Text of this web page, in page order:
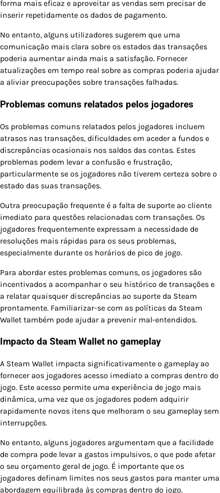
forma mais eficaz e aproveitar as vendas sem precisar de
inserir repetidamente os dados de pagamento.
No entanto, alguns utilizadores sugerem que uma
comunicação mais clara sobre os estados das transações
poderia aumentar ainda mais a satisfação. Fornecer
atualizações em tempo real sobre as compras poderia ajudar
a aliviar preocupações sobre transações falhadas.
Problemas comuns relatados pelos jogadores
Os problemas comuns relatados pelos jogadores incluem
atrasos nas transações, dificuldades em aceder a fundos e
discrepâncias ocasionais nos saldos das contas. Estes
problemas podem levar a confusão e frustração,
particularmente se os jogadores não tiverem certeza sobre o
estado das suas transações.
Outra preocupação frequente é a falta de suporte ao cliente
imediato para questões relacionadas com transações. Os
jogadores frequentemente expressam a necessidade de
resoluções mais rápidas para os seus problemas,
especialmente durante os horários de pico de jogo.
Para abordar estes problemas comuns, os jogadores são
incentivados a acompanhar o seu histórico de transações e
a relatar quaisquer discrepâncias ao suporte da Steam
prontamente. Familiarizar-se com as políticas da Steam
Wallet também pode ajudar a prevenir mal-entendidos.
Impacto da Steam Wallet no gameplay
A Steam Wallet impacta significativamente o gameplay ao
fornecer aos jogadores acesso imediato a compras dentro do
jogo. Este acesso permite uma experiência de jogo mais
dinâmica, uma vez que os jogadores podem adquirir
rapidamente novos itens que melhoram o seu gameplay sem
interrupções.
No entanto, alguns jogadores argumentam que a facilidade
de compra pode levar a gastos impulsivos, o que pode afetar
o seu orçamento geral de jogo. É importante que os
jogadores definam limites nos seus gastos para manter uma
abordagem equilibrada às compras dentro do jogo.